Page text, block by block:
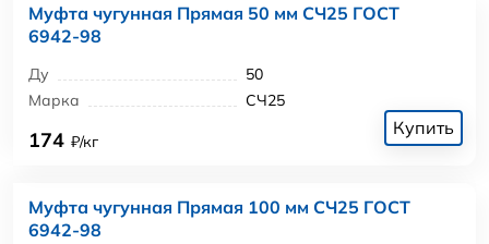
Муфта чугунная Прямая 50 мм СЧ25 ГОСТ
6942-98
Ду
50
Марка
СЧ25
174 ₽/кг
Купить
Муфта чугунная Прямая 100 мм СЧ25 ГОСТ
6942-98